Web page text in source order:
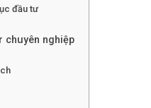
đầu tư
chuyên nghiệp